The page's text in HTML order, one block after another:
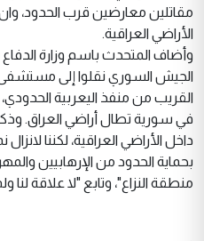
مقاتلين معارضين قرب الحدود،
الأراضي العراقية.
الجيش السوري نقلوا إلى
القريب من منفذ اليعربية
في سورية تطال أراضي العراق.
داخل الأراضي العراقية، لكننا
بحماية الحدود من الإرهابيين
منطقة النزاع"، وتابع "لا علاقة لنا